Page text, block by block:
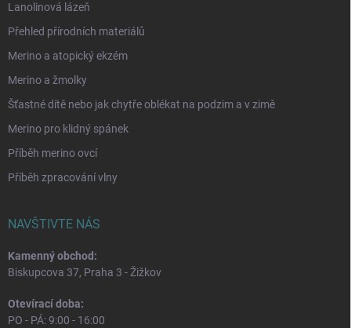
Lanolinová lázeň
Přehled přírodních materiálů
Merino a atopický ekzém
Merino a žmolky
Šťastné dítě nebo jak chytře oblékat na podzim a v zimě
Merino pro klidný spánek
Příběh merino ovcí
Příběh zpracování vlny
NAVŠTIVTE NÁS
Kamenný obchod:
Biskupcova 37, Praha 3 - Žižkov
Otevírací doba:
PO - PÁ: 9:00 - 16:00